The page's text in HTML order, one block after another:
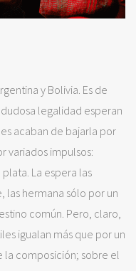
y Bolivia. Es de
legalidad esperan
acaban de bajarla por
variados impulsos:
La espera las
las hermana sólo por un
común. Pero, claro,
igualan más que por un
la composición; sobre el